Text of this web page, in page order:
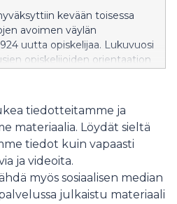
kevään toisessa
avoimen väylän
uutta opiskelijaa. Lukuvuosi
opiskelijoiden orientaation
tiedotteitamme ja
materiaalia. Löydät sieltä
tiedot kuin vapaasti
ja videoita.
myös sosiaalisen median
julkaistu materiaali